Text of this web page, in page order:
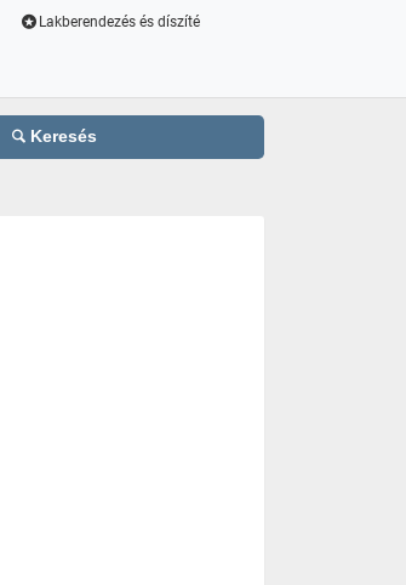
Lakberendezés és díszíté
Keresés